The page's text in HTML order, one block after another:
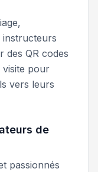
des QR codes
visite pour
vers leurs
de
passionnés